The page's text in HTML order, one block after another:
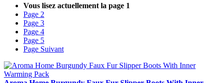
Vous lisez actuellement la page 1
Page 2
Page 3
Page 4
Page 5
Page Suivant